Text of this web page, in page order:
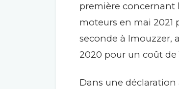
première concernant
moteurs en mai 2021
seconde à Imouzzer,
2020 pour un coût
Dans une déclaration